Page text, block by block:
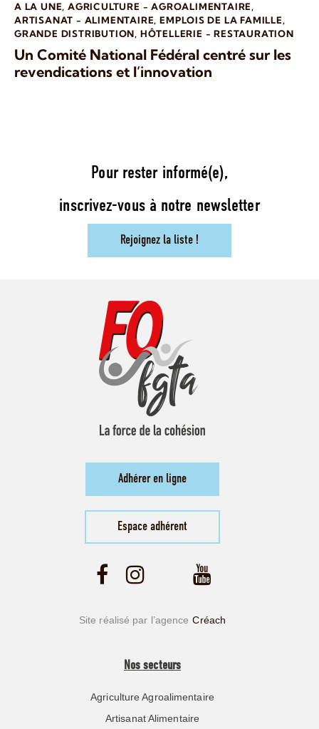
A LA UNE,AGRICULTURE - AGROALIMENTAIRE,
ARTISANAT - ALIMENTAIRE,EMPLOIS DE LA FAMILLE,
GRANDE DISTRIBUTION, HÔTELLERIE - RESTAURATION
Un Comité National Fédéral centré sur les
revendications et l’innovation
Pour rester informé(e),
inscrivez-vous à notre newsletter
Rejoignez la liste !
Adhérer en ligne
Espace adhérent
Site réalisé par l’agence Créach
Nos secteurs
Agriculture Agroalimentaire
Artisanat Alimentaire